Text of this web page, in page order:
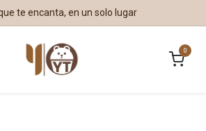
te encanta, en un solo lugar
0